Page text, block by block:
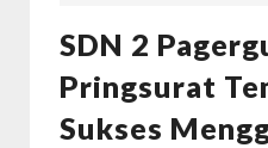
SDN 2
Pringsurat
Sukses